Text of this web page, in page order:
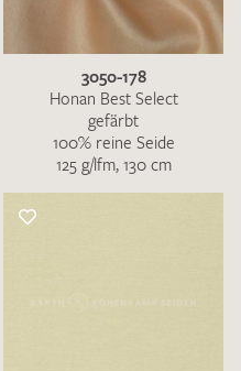
meine angegebenen Daten
genutzt werden.
habe ich zur Kenntnis
3050-178
Honan Best Select
gefärbt
100% reine Seide
125 g/lfm, 130 cm